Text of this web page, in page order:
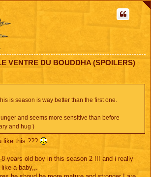
VENTRE DU BOUDDHA (SPOILERS)
is season is way better than the first one.
and seems more sensitive than before
and hug )
like this ???
years old boy in this season 2 !!! and i really
a baby,,.